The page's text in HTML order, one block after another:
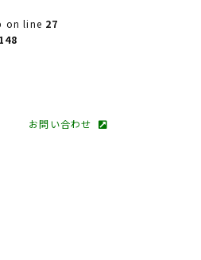
on line 27
148
お問い合わせ